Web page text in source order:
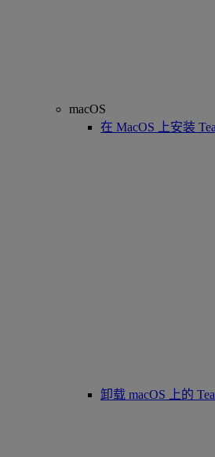
macOS
在 MacOS 上安装
卸载 macOS 上的